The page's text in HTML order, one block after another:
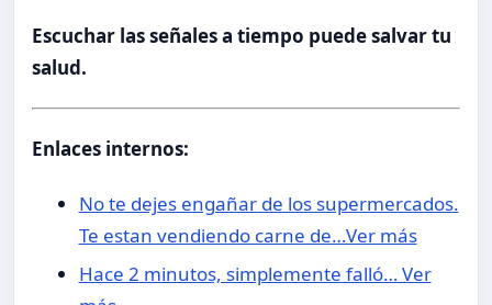
Escuchar las señales a tiempo puede salvar tu
salud.
Enlaces internos:
No te dejes engañar de los supermercados.
Te estan vendiendo carne de…Ver más
Hace 2 minutos, simplemente falló… Ver